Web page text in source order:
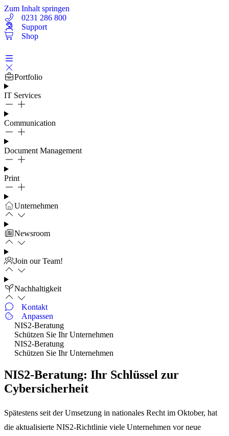
Zum Inhalt springen
0231 286 800
Support
Shop
Portfolio
IT Services
Communication
Document Management
Print
Unternehmen
Newsroom
Join our Team!
Nachhaltigkeit
Kontakt
Anpassen
NIS2-Beratung
Schützen Sie Ihr Unternehmen
NIS2-Beratung
Schützen Sie Ihr Unternehmen
NIS2-Beratung: Ihr Schlüssel zur
Cybersicherheit
Spätestens seit der Umsetzung in nationales Recht im Oktober, hat
die aktualisierte NIS2-Richtlinie viele Unternehmen vor neue